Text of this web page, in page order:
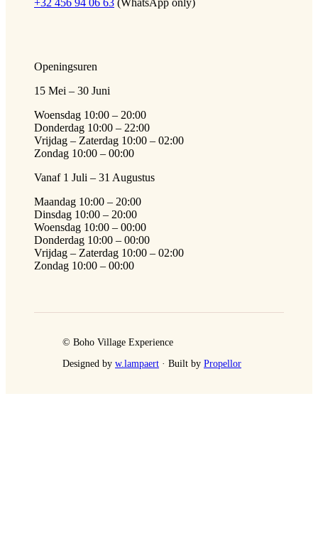
+32 456 94 06 63 (WhatsApp only)
Openingsuren
15 Mei – 30 Juni
Woensdag 10:00 – 20:00
Donderdag 10:00 – 22:00
Vrijdag – Zaterdag 10:00 – 02:00
Zondag 10:00 – 00:00
Vanaf 1 Juli – 31 Augustus
Maandag 10:00 – 20:00
Dinsdag 10:00 – 20:00
Woensdag 10:00 – 00:00
Donderdag 10:00 – 00:00
Vrijdag – Zaterdag 10:00 – 02:00
Zondag 10:00 – 00:00
© Boho Village Experience
Designed by w.lampaert · Built by Propellor